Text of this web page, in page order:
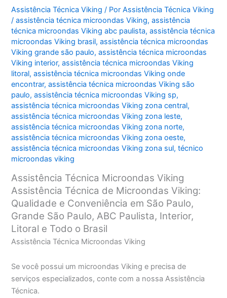
Assistência Técnica Viking / PorAssistência Técnica Viking
/assistência técnica microondas Viking,assistência
técnica microondas Viking abc paulista,assistência técnica
microondas Viking brasil,assistência técnica microondas
Viking grande são paulo,assistência técnica microondas
Viking interior,assistência técnica microondas Viking
litoral,assistência técnica microondas Viking onde
encontrar,assistência técnica microondas Viking são
paulo,assistência técnica microondas Viking sp,
assistência técnica microondas Viking zona central,
assistência técnica microondas Viking zona leste,
assistência técnica microondas Viking zona norte,
assistência técnica microondas Viking zona oeste,
assistência técnica microondas Viking zona sul,técnico
microondas viking
Assistência Técnica Microondas Viking
Assistência Técnica de Microondas Viking:
Qualidade e Conveniência em São Paulo,
Grande São Paulo, ABC Paulista, Interior,
Litoral e Todo o Brasil
Assistência Técnica Microondas Viking
Se você possui um microondas Viking e precisa de
serviços especializados, conte com a nossa Assistência
Técnica.